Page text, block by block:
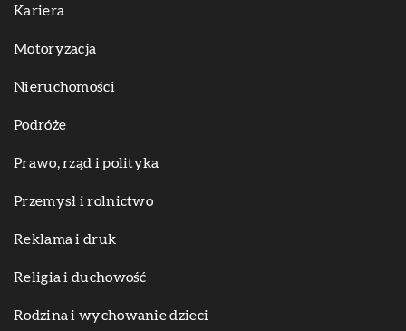
Kariera
Motoryzacja
Nieruchomości
Podróże
Prawo, rząd i polityka
Przemysł i rolnictwo
Reklama i druk
Religia i duchowość
Rodzina i wychowanie dzieci